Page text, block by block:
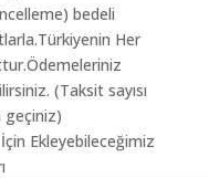
bedeli
Her
(Taksit sayısı
geçiniz)
Ekleyebileceğimiz